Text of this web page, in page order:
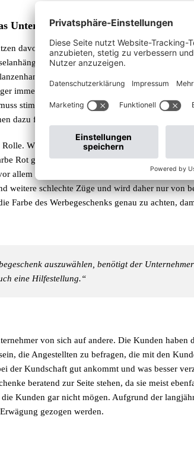
Unternehmen
davon, wenn dieser bedruckte Taschen oder
Scheibentücher oder gar Eiskratzer.
Goodies für Pflanzen wie etwa kleine
immer gut ankommen, sind es im
stimmen. DerKreativität
sind bei
dazu führen, dass ihr Unternehmen besser beim
Während
immer mit Gefahr verbunden
Rot gewählt wird. Menschen verbinden die
allem im Outdoorbereich mit diesen Farben
weitere schlechte Züge und wird daher nur von
Farbe des Werbegeschenks genau zu achten,
auszuwählen, benötigt der
eine Hilfestellung.“
von sich auf andere. Die Kunden haben
die Angestellten zu befragen, die mit den
der Kundschaft gut ankommt und was besser
beratend zur Seite stehen, da sie meist
Kunden gar nicht mögen. Aufgrund der
gezogen werden.